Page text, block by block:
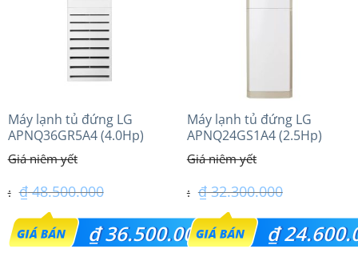
Máy lạnh tủ đứng LG
APNQ36GR5A4 (4.0Hp)
inverter
₫48.500.000
Giá
gốc
₫36.500.000
Máy lạnh tủ đứng LG
APNQ24GS1A4 (2.5Hp)
Inverter
₫32.300.000
Giá
gốc
₫